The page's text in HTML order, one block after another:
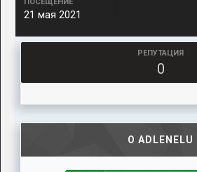
21 мая 2021
РЕПУТАЦИЯ
0
О ADLENELU